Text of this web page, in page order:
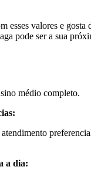
esses valores e gosta
pode ser a sua
médio completo.
a dia: